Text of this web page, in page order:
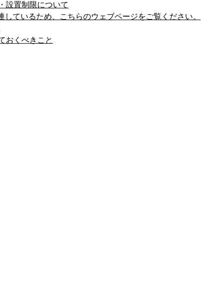
設置制限について
しているため、こちらのウェブページをご覧ください。
おくべきこと